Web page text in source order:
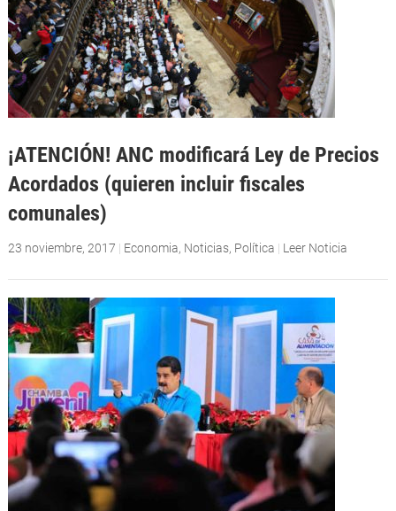
¡ATENCIÓN! ANC modificará Ley de Precios
Acordados (quieren incluir fiscales
comunales)
23 noviembre, 2017 | Economia, Noticias, Política | Leer Noticia